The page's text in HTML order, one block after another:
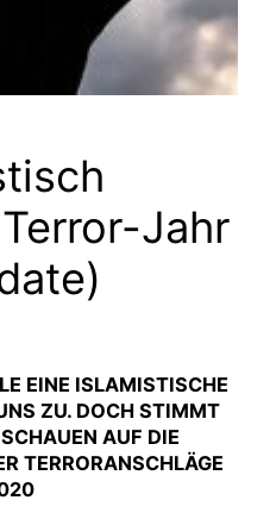
Jahr
EINE ISLAMISTISCHE
ZU. DOCH STIMMT
AUF DIE
TERRORANSCHLÄGE